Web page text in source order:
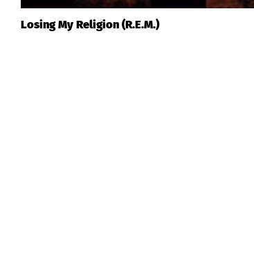
Losing My Religion (R.E.M.)